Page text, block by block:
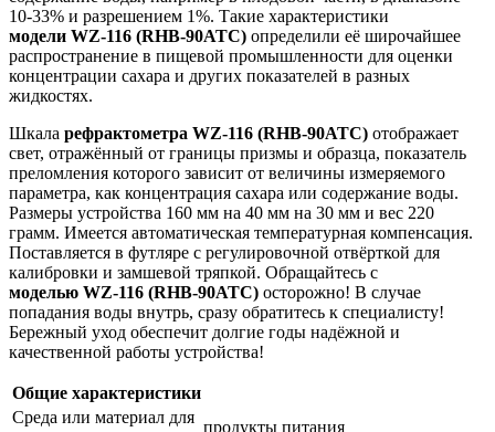
10-33% и разрешением 1%. Такие характеристики
модели WZ-116 (RHB-90ATC) определили её широчайшее
распространение в пищевой промышленности для оценки
концентрации сахара и других показателей в разных
жидкостях.
Шкала рефрактометра WZ-116 (RHB-90ATC) отображает
свет, отражённый от границы призмы и образца, показатель
преломления которого зависит от величины измеряемого
параметра, как концентрация сахара или содержание воды.
Размеры устройства 160 мм на 40 мм на 30 мм и вес 220
грамм. Имеется автоматическая температурная компенсация.
Поставляется в футляре с регулировочной отвёрткой для
калибровки и замшевой тряпкой. Обращайтесь с
моделью WZ-116 (RHB-90ATC) осторожно! В случае
попадания воды внутрь, сразу обратитесь к специалисту!
Бережный уход обеспечит долгие годы надёжной и
качественной работы устройства!
Общие характеристики
Среда или материал для
продукты питания